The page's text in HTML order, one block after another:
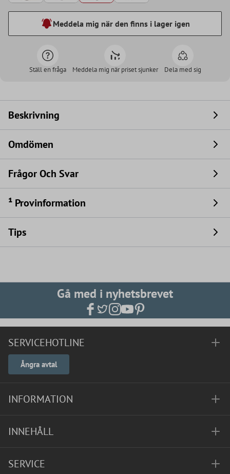
Meddela mig när den finns i lager igen
Ställ en fråga Meddela mig när priset sjunker Dela med sig
Beskrivning
Omdömen
Frågor Och Svar
¹ Provinformation
Tips
Gå med i nyhetsbrevet
SERVICEHOTLINE
Ångra avtal
INFORMATION
INNEHÅLL
SERVICE